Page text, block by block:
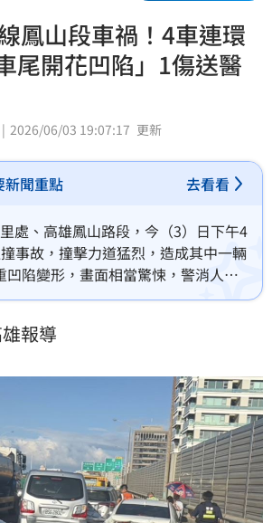
鳳山段車禍！4車連環
尾開花凹陷」1傷送醫
2026/06/03 19:07:17 更新
新聞重點 去看看
處、高雄鳳山路段，今（3）日下午4
事故，撞擊力道猛烈，造成其中一輛
凹陷變形，畫面相當驚悚，警消人員
1人胸口悶痛，立即將其送醫治療。至
報導